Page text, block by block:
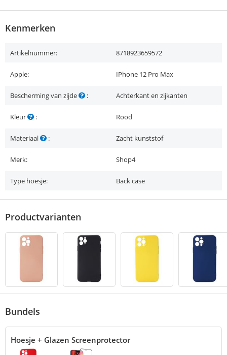
Kenmerken
Artikelnummer: 8718923659572
Apple: IPhone 12 Pro Max
Bescherming van zijde : Achterkant en zijkanten
Kleur : Rood
Materiaal : Zacht kunststof
Merk: Shop4
Type hoesje: Back case
Productvarianten
Bundels
Hoesje + Glazen Screenprotector